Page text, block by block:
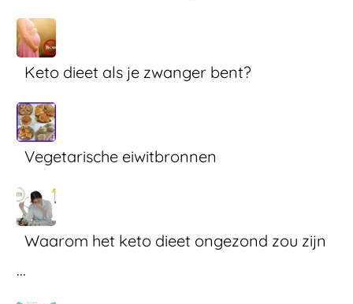
Keto dieet als je zwanger bent?
Vegetarische eiwitbronnen
Waarom het keto dieet ongezond zou zijn
...